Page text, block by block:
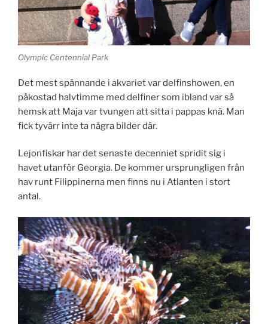
Olympic Centennial Park
Det mest spännande i akvariet var delfinshowen, en
påkostad halvtimme med delfiner som ibland var så
hemsk att Maja var tvungen att sitta i pappas knä. Man
fick tyvärr inte ta några bilder där.
Lejonfiskar har det senaste decenniet spridit sig i
havet utanför Georgia. De kommer ursprungligen från
hav runt Filippinerna men finns nu i Atlanten i stort
antal.